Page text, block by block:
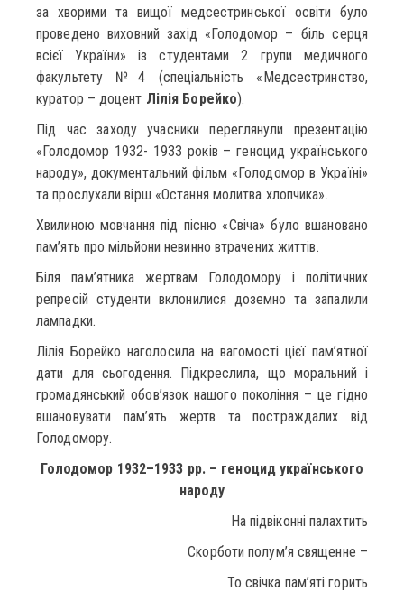
за хворими та вищої медсестринської освіти було
проведено виховний захід «Голодомор – біль серця
всієї України» із студентами 2 групи медичного
факультету №4 (спеціальність «Медсестринство,
куратор – доцент Лілія Борейко).
Під час заходу учасники переглянули презентацію
«Голодомор 1932- 1933 років – геноцид українського
народу», документальний фільм «Голодомор в Україні»
та прослухали вірш «Остання молитва хлопчика».
Хвилиною мовчання під пісню «Свіча» було вшановано
пам’ять про мільйони невинно втрачених життів.
Біля пам’ятника жертвам Голодомору і політичних
репресій студенти вклонилися доземно та запалили
лампадки.
Лілія Борейко наголосила на вагомості цієї пам’ятної
дати для сьогодення. Підкреслила, що моральний і
громадянський обов’язок нашого покоління – це гідно
вшановувати пам’ять жертв та постраждалих від
Голодомору.
Голодомор 1932–1933 рр. – геноцид українського
народу
На підвіконні палахтить
Скорботи полум’я священне –
То свічка пам’яті горить